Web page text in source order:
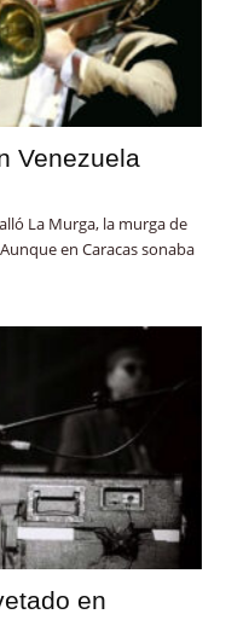
Venezuela
La Murga, la murga de
en Caracas sonaba
en